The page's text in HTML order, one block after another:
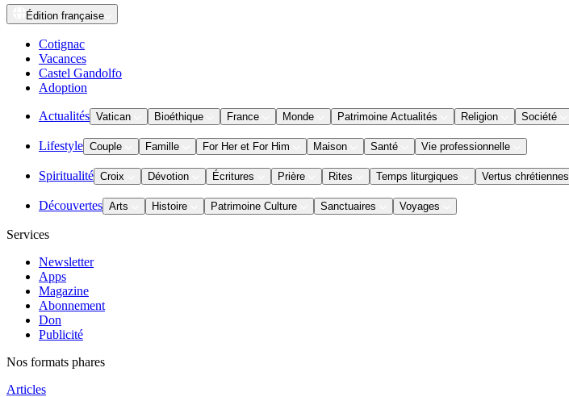
Édition française
Cotignac
Vacances
Castel Gandolfo
Adoption
Actualités Vatican Bioéthique France Monde Patrimoine Actualités Religion Société
Lifestyle Couple Famille For Her et For Him Maison Santé Vie professionnelle
Spiritualité Croix Dévotion Écritures Prière Rites Temps liturgiques Vertus chrétiennes
Découvertes Arts Histoire Patrimoine Culture Sanctuaires Voyages
Services
Newsletter
Apps
Magazine
Abonnement
Don
Publicité
Nos formats phares
Articles